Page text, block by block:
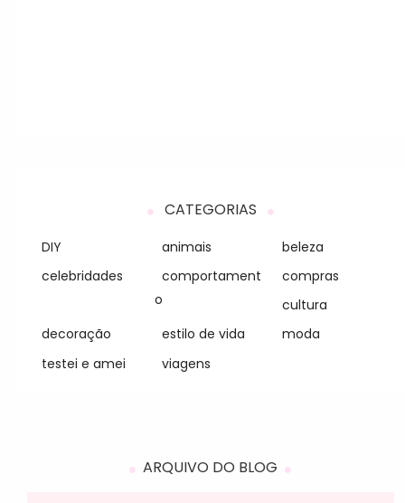
CATEGORIAS
DIY animais
beleza
celebridades
comportament
o
compras
cultura
decoração
estilo de vida
moda
testei e amei
viagens
ARQUIVO DO BLOG